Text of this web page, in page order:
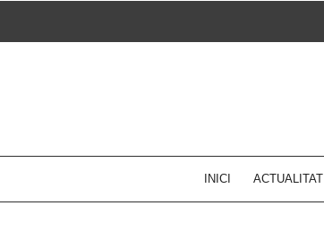
INICI ACTUALITAT